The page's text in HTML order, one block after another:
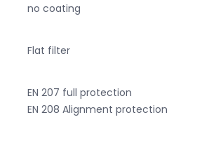
no coating
Flat filter
EN 207 full protection
EN 208 Alignment protection